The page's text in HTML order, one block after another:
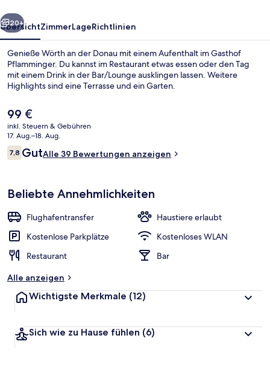
Mittagessen und Abendessen
Weiter
20+
ÜbersichtZimmerLageRichtlinien
Genieße Wörth an der Donau mit einem Aufenthalt im Gasthof
Pflamminger. Du kannst im Restaurant etwas essen oder den Tag
mit einem Drink in der Bar/Lounge ausklingen lassen. Weitere
Highlights sind eine Terrasse und ein Garten.
Der
aktuelle
Preis
beträgt
99 €.
99 €
inkl. Steuern & Gebühren
17. Aug.–18. Aug.
Bewertungen
7,87,8 von 10.
GutAlle 39 Bewertungen anzeigen
Beliebte Annehmlichkeiten
Flughafentransfer
Haustiere erlaubt
Kostenlose Parkplätze
Kostenloses WLAN
Restaurant
Bar
Alle anzeigen
Wichtigste Merkmale (12)
Sich wie zu Hause fühlen (6)